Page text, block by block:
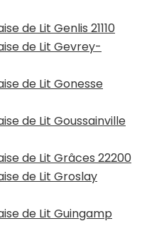
de Lit Genlis 21110
de Lit Gevrey-
de Lit Gonesse
de Lit Goussainville
de Lit Grâces 22200
de Lit Groslay
de Lit Guingamp